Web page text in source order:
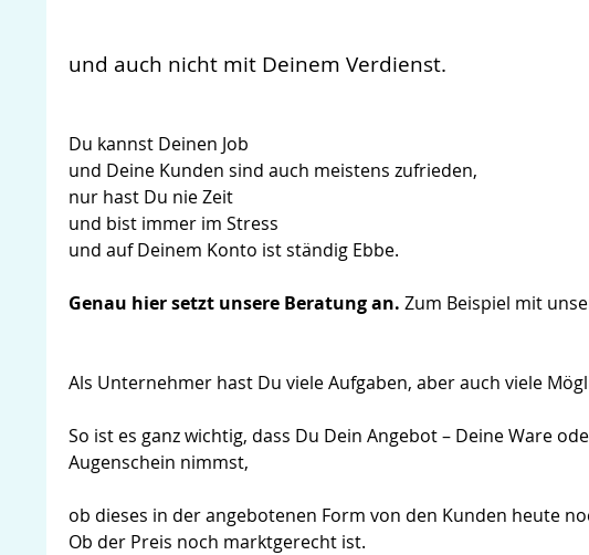
und auch nicht mit Deinem Verdienst.
Du kannst Deinen Job
und Deine Kunden sind auch meistens zufrieden,
nur hast Du nie Zeit
und bist immer im Stress
und auf Deinem Konto ist ständig Ebbe.
Genau hier setzt unsere Beratung an. Zum Beispiel mit
Als Unternehmer hast Du viele Aufgaben, aber auch viele
So ist es ganz wichtig, dass Du Dein Angebot – Deine Ware
Augenschein nimmst,
ob dieses in der angebotenen Form von den Kunden heute
Ob der Preis noch marktgerecht ist.